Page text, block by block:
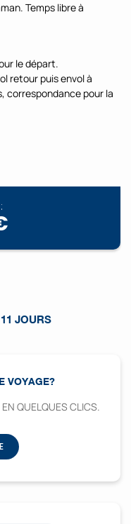
Temps libre à
le départ.
retour puis envol à
correspondance pour la
JOURS
VOYAGE?
QUELQUES CLICS.